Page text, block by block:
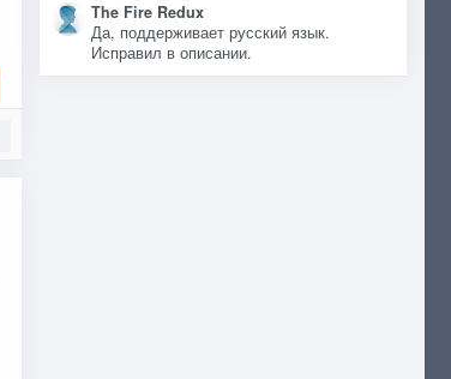
The Fire Redux
Да, поддерживает русский язык.
Исправил в описании.